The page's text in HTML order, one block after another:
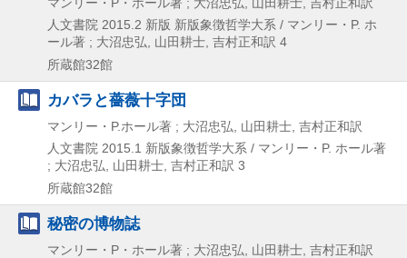
人文書院 2015.2 新版 新版象徴哲学大系 / マンリー・P. ホ
ール著 ; 大沼忠弘,
山田耕士, 吉村正和訳 4
所蔵館32館
カバラと薔薇十字団
マンリー・P.ホール著 ; 大沼忠弘, 山田耕士, 吉村正和訳
人文書院 2015.1 新版象徴哲学大系 / マンリー・P. ホール著
; 大沼忠弘,
山田耕士, 吉村正和訳 3
所蔵館32館
秘密の博物誌
マンリー・P・ホール著 ; 大沼忠弘, 山田耕士, 吉村正和訳